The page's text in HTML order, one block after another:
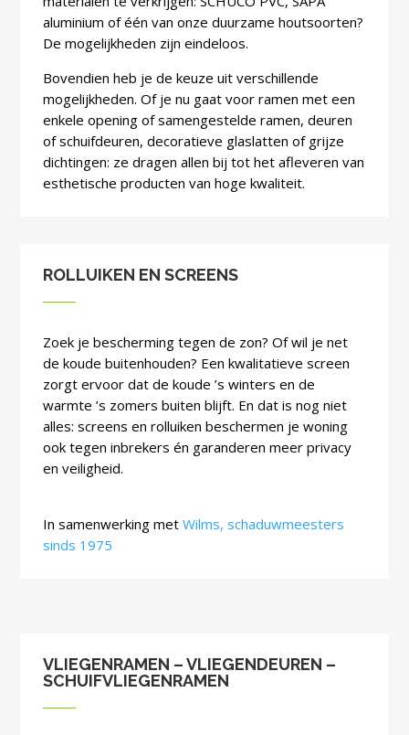
aluminium of één van onze duurzame houtsoorten?
De mogelijkheden zijn eindeloos.
Bovendien heb je de keuze uit verschillende
mogelijkheden. Of je nu gaat voor ramen met een
enkele opening of samengestelde ramen, deuren
of schuifdeuren, decoratieve glaslatten of grijze
dichtingen: ze dragen allen bij tot het afleveren van
esthetische producten van hoge kwaliteit.
ROLLUIKEN EN SCREENS
Zoek je bescherming tegen de zon? Of wil je net
de koude buitenhouden? Een kwalitatieve screen
zorgt ervoor dat de koude ’s winters en de
warmte ’s zomers buiten blijft. En dat is nog niet
alles: screens en rolluiken beschermen je woning
ook tegen inbrekers én garanderen meer privacy
en veiligheid.
In samenwerking metWilms, schaduwmeesters
sinds 1975
VLIEGENRAMEN – VLIEGENDEUREN –
SCHUIFVLIEGENRAMEN